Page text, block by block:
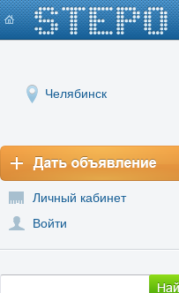
Челябинск
Личный кабинет
Войти